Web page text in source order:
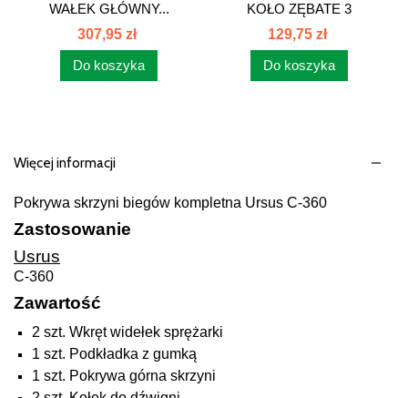
WAŁEK GŁÓWNY...
307,95 zł
Do koszyka
KOŁO ZĘBATE 3
BIEGU...
129,75 zł
Do koszyka
Więcej informacji
Pokrywa skrzyni biegów kompletna Ursus C-360
Zastosowanie
Usrus
C-360
Zawartość
2 szt. Wkręt widełek sprężarki
1 szt. Podkładka z gumką
1 szt. Pokrywa górna skrzyni